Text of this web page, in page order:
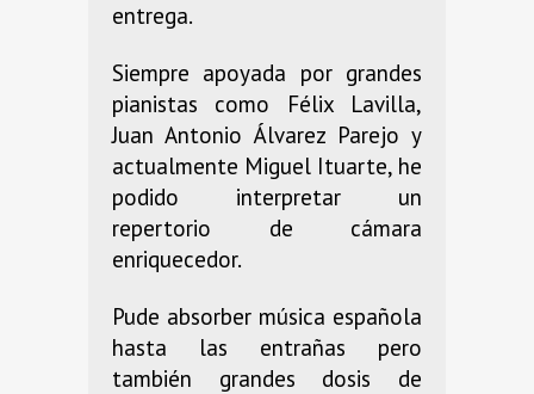
entrega.
Siempre apoyada por grandes
pianistas como Félix Lavilla,
Juan Antonio Álvarez Parejo y
actualmente Miguel Ituarte, he
podido interpretar un
repertorio de cámara
enriquecedor.
Pude absorber música española
hasta las entrañas pero
también grandes dosis de